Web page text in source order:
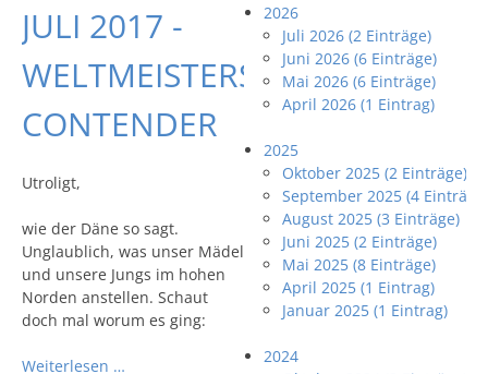
JULI 2017 -
WELTMEISTERSCHAFT
CONTENDER
Utroligt,
wie der Däne so sagt.
Unglaublich, was unser Mädel
und unsere Jungs im hohen
Norden anstellen. Schaut
doch mal worum es ging:
Weiterlesen …
2026
Juli 2026 (2 Einträge)
Juni 2026 (6 Einträge)
Mai 2026 (6 Einträge)
April 2026 (1 Eintrag)
2025
Oktober 2025 (2 Einträge)
September 2025 (4 Einträge)
August 2025 (3 Einträge)
Juni 2025 (2 Einträge)
Mai 2025 (8 Einträge)
April 2025 (1 Eintrag)
Januar 2025 (1 Eintrag)
2024